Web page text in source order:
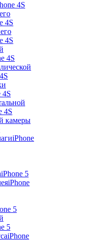
4S
4S
4S
4S
4S
4S
камеры
iPhone
iPhone 5
iPhone
5
5
iPhone